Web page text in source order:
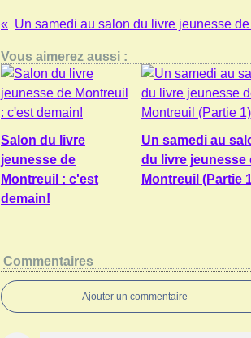
Vous aimerez aussi :
Salon du livre
jeunesse de
Montreuil : c'est
demain!
Un samedi au
du livre jeunesse
Montreuil (Partie
Commentaires
Ajouter un commentaire